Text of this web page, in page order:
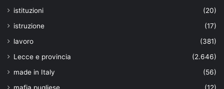
istituzioni
(20)
istruzione
(17)
lavoro
(381)
Lecce e provincia
(2.646)
made in Italy
(56)
mafia pugliese
(12)